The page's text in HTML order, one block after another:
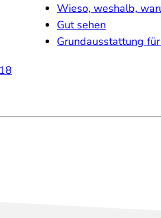
Wieso, weshalb,
Gut sehen
Grundausstattung